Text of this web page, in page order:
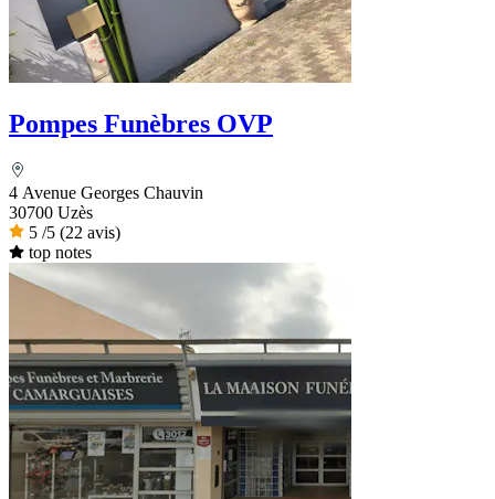
Pompes Funèbres OVP
4 Avenue Georges Chauvin
30700 Uzès
5 /5 (22 avis)
top notes